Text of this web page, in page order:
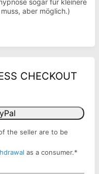
sogar für kleinere
aber möglich.)
CHECKOUT
the seller are to be
as a consumer.*